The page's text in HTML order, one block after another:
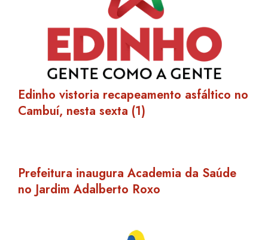
Edinho vistoria recapeamento asfáltico no